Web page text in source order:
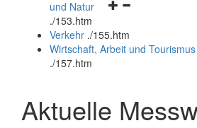
Navigationsmenü
und
schließen
und Natur
./153.htm
Verkehr ./155.htm
Wirtschaft, Arbeit und Tourismus
./157.htm
Aktuelle